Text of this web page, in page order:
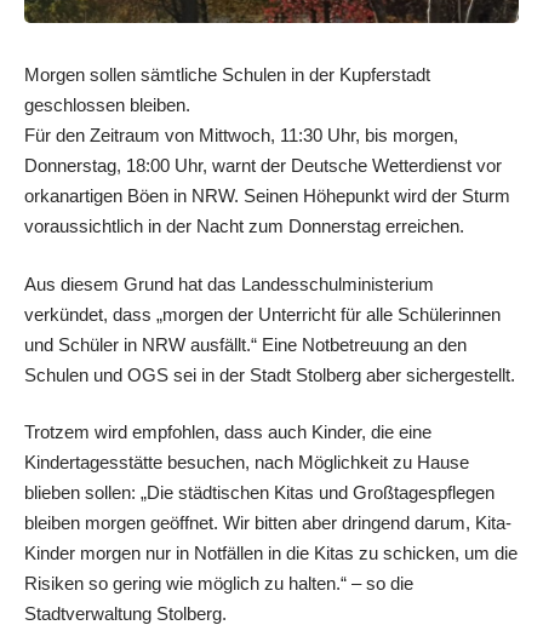
Morgen sollen sämtliche Schulen in der Kupferstadt
geschlossen bleiben.
Für den Zeitraum von Mittwoch, 11:30 Uhr, bis morgen,
Donnerstag, 18:00 Uhr, warnt der Deutsche Wetterdienst vor
orkanartigen Böen in NRW. Seinen Höhepunkt wird der Sturm
voraussichtlich in der Nacht zum Donnerstag erreichen.
Aus diesem Grund hat das Landesschulministerium
verkündet, dass „morgen der Unterricht für alle Schülerinnen
und Schüler in NRW ausfällt.“ Eine Notbetreuung an den
Schulen und OGS sei in der Stadt Stolberg aber sichergestellt.
Trotzem wird empfohlen, dass auch Kinder, die eine
Kindertagesstätte besuchen, nach Möglichkeit zu Hause
blieben sollen: „Die städtischen Kitas und Großtagespflegen
bleiben morgen geöffnet. Wir bitten aber dringend darum, Kita-
Kinder morgen nur in Notfällen in die Kitas zu schicken, um die
Risiken so gering wie möglich zu halten.“ – so die
Stadtverwaltung Stolberg.